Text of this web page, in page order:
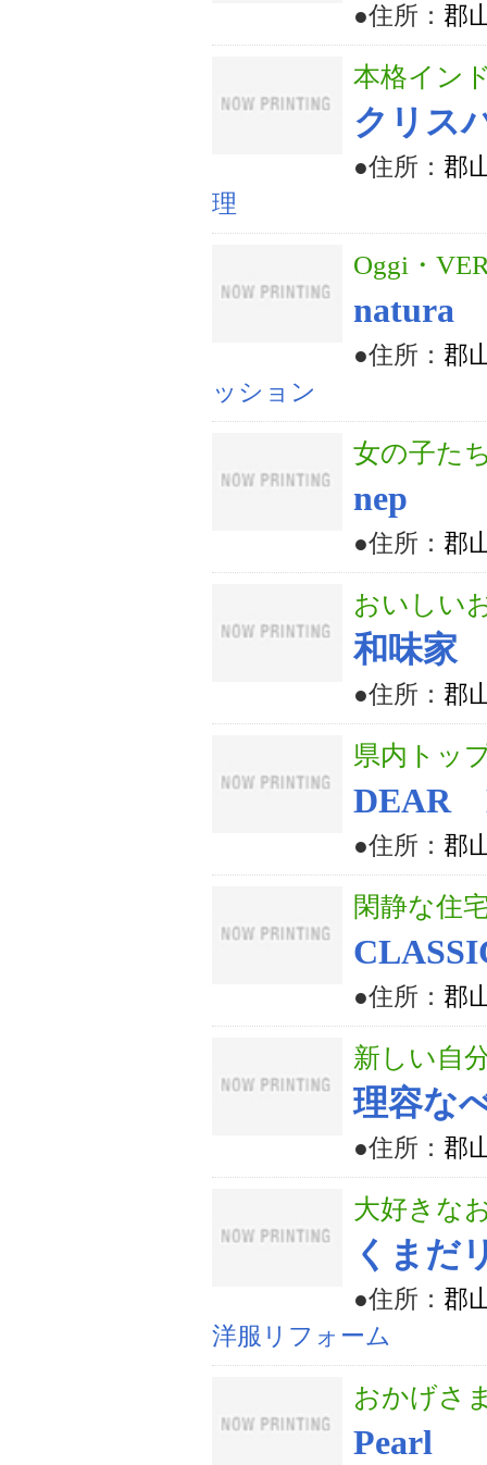
●住所： 郡
本格イン
クリス
●住所： 郡
理
Oggi・
natura
●住所： 郡
ッション
女の子た
nep
●住所： 郡
おいしい
和味家
●住所： 郡
県内トッ
DEAR
●住所： 郡
閑静な住
●住所： 郡
新しい自
理容な
●住所： 郡
大好きな
くまだ
●住所： 郡
洋服リフォーム
おかげさ
Pearl